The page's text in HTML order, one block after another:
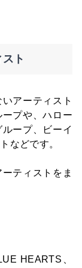
ト
アーティスト
プや、ハロー
ープ、ビーイ
などです。
ティストをま
HEARTS、